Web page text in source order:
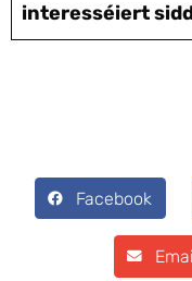
interesséiert
Facebook